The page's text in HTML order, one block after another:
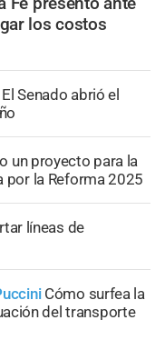
los costos
El Senado abrió el
un proyecto para la
la Reforma 2025
líneas de
Cómo surfea la
del transporte